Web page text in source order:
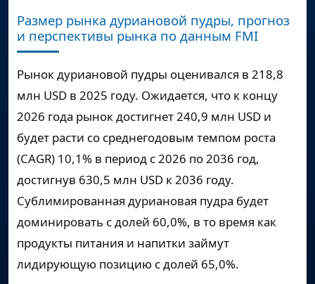
Размер рынка дуриановой пудры, прогноз
и перспективы рынка по данным FMI
Рынок дуриановой пудры оценивался в 218,8
млн USD в 2025 году. Ожидается, что к концу
2026 года рынок достигнет240,9 млн USD и
будет расти со среднегодовым темпом роста
(CAGR) 10,1% в период с 2026 по 2036 год,
достигнув 630,5 млн USD к 2036 году.
Сублимированная дуриановая пудра будет
доминировать с долей 60,0%, в то время как
продукты питания и напитки займут
лидирующую позицию с долей 65,0%.